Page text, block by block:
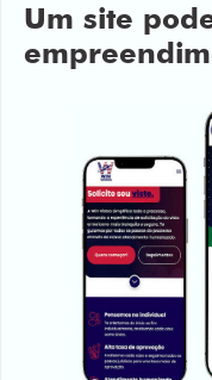
Um site